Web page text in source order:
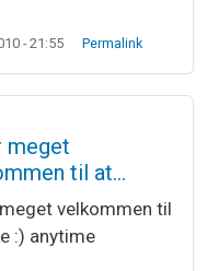
- 21:55 Permalink
meget
til at…
velkommen til
:) anytime